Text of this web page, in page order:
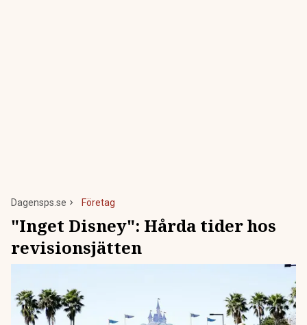
Dagensps.se Företag
"Inget Disney": Hårda tider hos
revisionsjätten